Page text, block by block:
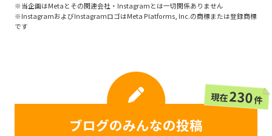
※当企画はMetaとその関連会社・Instagramとは一切関係ありません
※InstagramおよびInstagramロゴはMeta Platforms, Inc.の商標または登録商標
です
ブログのみんなの投稿
現在230件